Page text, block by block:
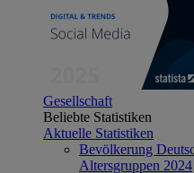
Gesellschaft
Beliebte Statistiken
Aktuelle Statistiken
Bevölkerung
Altersgruppen 2024